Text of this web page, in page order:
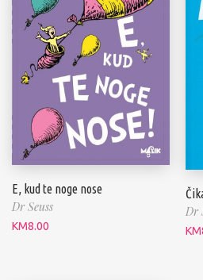
E, kud te noge nose
Dr Seuss
KM8.00
Dr
KM